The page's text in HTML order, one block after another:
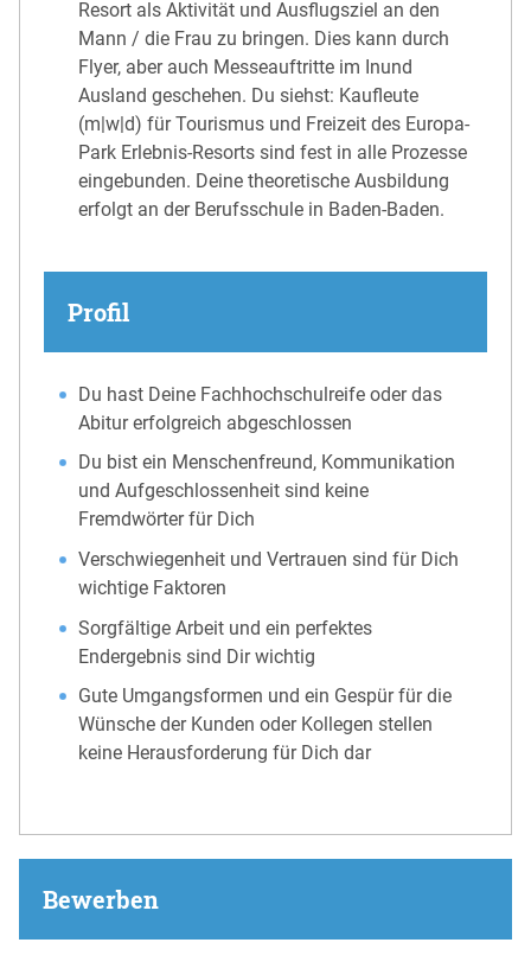
Resort als Aktivität und Ausflugsziel an den
Mann / die Frau zu bringen. Dies kann durch
Flyer, aber auch Messeauftritte im Inund
Ausland geschehen. Du siehst: Kaufleute
(m|w|d) für Tourismus und Freizeit des Europa-
Park Erlebnis-Resorts sind fest in alle Prozesse
eingebunden. Deine theoretische Ausbildung
erfolgt an der Berufsschule in Baden-Baden.
Profil
Du hast Deine Fachhochschulreife oder das
Abitur erfolgreich abgeschlossen
Du bist ein Menschenfreund, Kommunikation
und Aufgeschlossenheit sind keine
Fremdwörter für Dich
Verschwiegenheit und Vertrauen sind für Dich
wichtige Faktoren
Sorgfältige Arbeit und ein perfektes
Endergebnis sind Dir wichtig
Gute Umgangsformen und ein Gespür für die
Wünsche der Kunden oder Kollegen stellen
keine Herausforderung für Dich dar
Bewerben